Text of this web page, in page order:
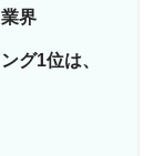
界
グ1位は、